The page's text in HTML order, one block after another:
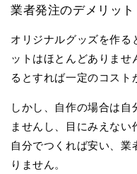
業者発注のデメリッ
オリジナルグッズを作る
ットはほとんどありま
るとすれば一定のコスト
しかし、自作の場合は自
ませんし、目にみえな
自分でつくれば安い、
りません。